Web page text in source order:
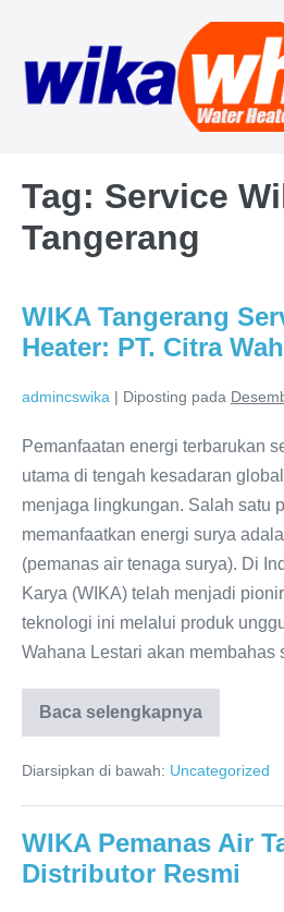
konten
Tag: Service
Tangerang
WIKA Tangerang
Heater: PT. Citra
admincswika | Diposting pada
Pemanfaatan energi terbarukan
utama di tengah kesadaran
menjaga lingkungan. Salah satu
memanfaatkan energi surya
(pemanas air tenaga surya). Di
Karya (WIKA) telah menjadi
teknologi ini melalui produk
Wahana Lestari akan membahas
Baca selengkapnya
WIKA
Tangerang
Water
PT.
Wahana
Lestari
Diarsipkan di bawah: Uncategorized
WIKA Pemanas Air
Distributor Resmi